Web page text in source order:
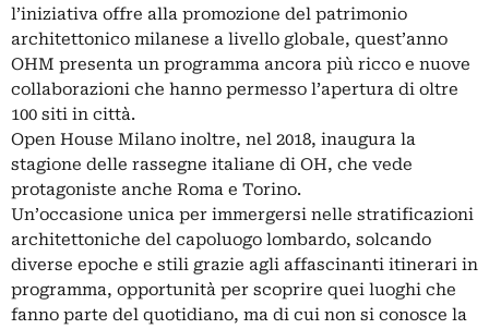
l’iniziativa offre alla promozione del patrimonio
architettonico milanese a livello globale, quest’anno
OHM presenta un programma ancora più ricco e nuove
collaborazioni che hanno permesso l’apertura di oltre
100 siti in città.
Open House Milano inoltre, nel 2018, inaugura la
stagione delle rassegne italiane di OH, che vede
protagoniste anche Roma e Torino.
Un’occasione unica per immergersi nelle stratificazioni
architettoniche del capoluogo lombardo, solcando
diverse epoche e stili grazie agli affascinanti itinerari in
programma, opportunità per scoprire quei luoghi che
fanno parte del quotidiano, ma di cui non si conosce la